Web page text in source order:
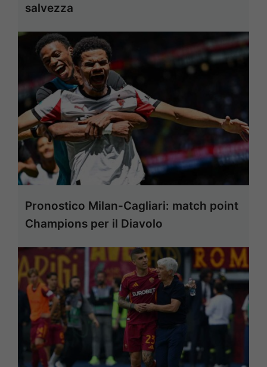
salvezza
Pronostico Milan-Cagliari: match point
Champions per il Diavolo